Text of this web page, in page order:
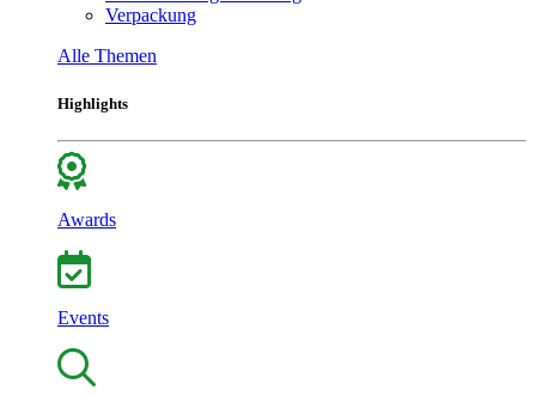
Verpackung
Alle Themen
Highlights
Awards
Events